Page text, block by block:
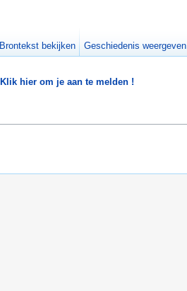
Klik hier om je aan te melden !
Brontekst bekijken Geschiedenis weergeven